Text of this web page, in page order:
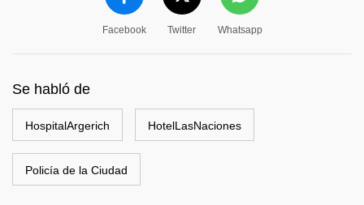
Facebook Twitter Whatsapp
Se habló de
HospitalArgerich HotelLasNaciones
Policía de la Ciudad